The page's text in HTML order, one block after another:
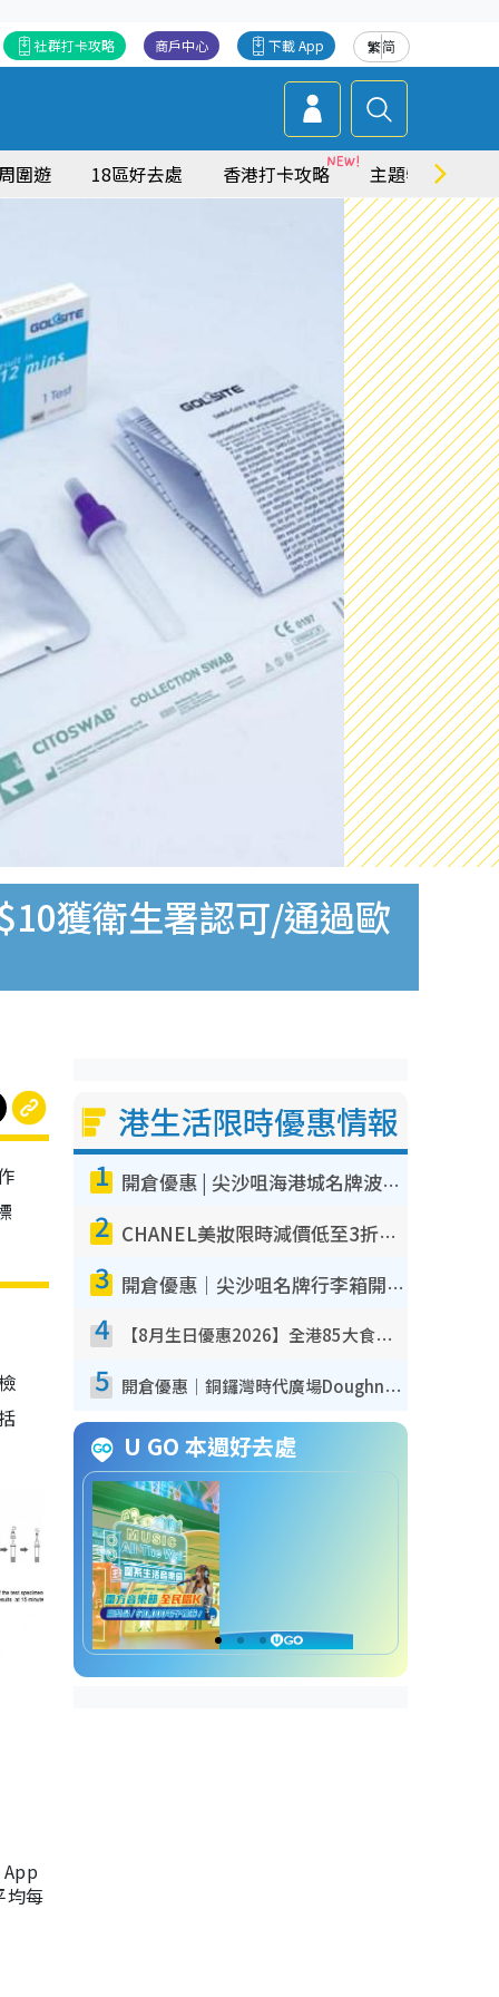
繁简
下載 App
商戶中心
社群打卡攻略
圍遊 18區好去處 香港打卡攻略 主題特集
獲衛生署認可/通過歐
均每
港生活限時優惠情報
1 開倉優惠 | 尖沙咀海港城名牌波鞋開倉低至1折！On鞋$899起／Joy&Peace鞋履$98起
2 CHANEL美妝限時減價低至3折！人氣粉底/唇膏/精華液低至$275！COCO香水都有平
3 開倉優惠｜尖沙咀名牌行李箱開倉低至4折！一連5日 American Tourister/ace./Hallmark $200起！
4 【8月生日優惠2026】全港85大食買玩著數攻略 自助餐/火鍋放題同行免費＋誠品/DONKI送現金券
5 開倉優惠｜銅鑼灣時代廣場Doughnut/Campo Marzio開倉低至1折！背囊、書包、手袋劈價$200起
U GO 本週好去處